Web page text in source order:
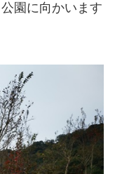
園に向かいます